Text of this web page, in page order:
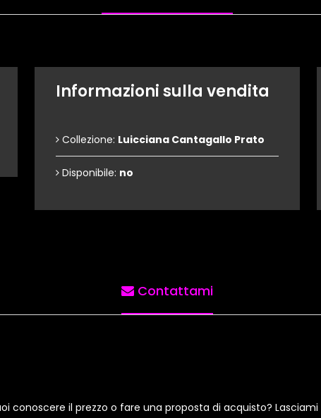
Informazioni sulla vendita
Collezione: Luicciana Cantagallo Prato
Disponibile: no
Contattami
conoscere il prezzo o fare una proposta di acquisto?